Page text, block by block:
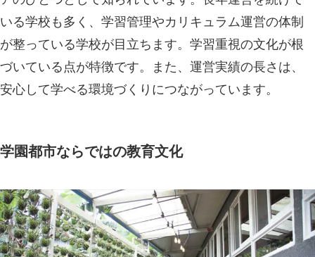
いる学校も多く、学習管理やカリキュラム運営の体制
が整っている学校が目立ちます。学習重視の文化が根
づいている点が特徴です。また、運営実績の長さは、
安心して学べる環境づくりにつながっています。
学園都市ならではの教育文化